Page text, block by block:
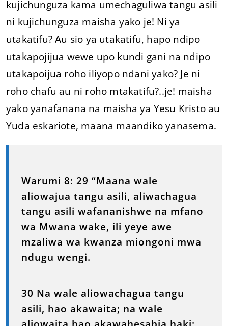
kujichunguza kama umechaguliwa tangu asili
ni kujichunguza maisha yako je! Ni ya
utakatifu? Au sio ya utakatifu, hapo ndipo
utakapojijua wewe upo kundi gani na ndipo
utakapoijua roho iliyopo ndani yako? Je ni
roho chafu au ni roho mtakatifu?..je! maisha
yako yanafanana na maisha ya Yesu Kristo au
Yuda eskariote, maana maandiko yanasema.
Warumi 8: 29 “Maana wale
aliowajua tangu asili, aliwachagua
tangu asili wafananishwe na mfano
wa Mwana wake, ili yeye awe
mzaliwa wa kwanza miongoni mwa
ndugu wengi.
30 Na wale aliowachagua tangu
asili, hao akawaita; na wale